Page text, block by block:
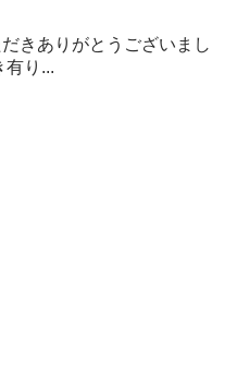
きありがとうございまし
有り...